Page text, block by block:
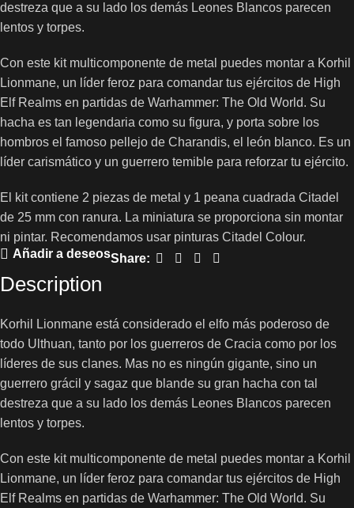
destreza que a su lado los demás Leones Blancos parecen
lentos y torpes.
Con este kit multicomponente de metal puedes montar a Korhil
Lionmane, un líder feroz para comandar tus ejércitos de High
Elf Realms en partidas de Warhammer: The Old World. Su
hacha es tan legendaria como su figura, y porta sobre los
hombros el famoso pellejo de Charandis, el león blanco. Es un
líder carismático y un guerrero temible para reforzar tu ejército.
El kit contiene 2 piezas de metal y 1 peana cuadrada Citadel
de 25 mm con ranura. La miniatura se proporciona sin montar
ni pintar. Recomendamos usar pinturas Citadel Colour.
Añadir a deseosShare:
Description
Korhil Lionmane está considerado el elfo más poderoso de
todo Ulthuan, tanto por los guerreros de Cracia como por los
líderes de sus clanes. Mas no es ningún gigante, sino un
guerrero grácil y sagaz que blande su gran hacha con tal
destreza que a su lado los demás Leones Blancos parecen
lentos y torpes.
Con este kit multicomponente de metal puedes montar a Korhil
Lionmane, un líder feroz para comandar tus ejércitos de High
Elf Realms en partidas de Warhammer: The Old World. Su